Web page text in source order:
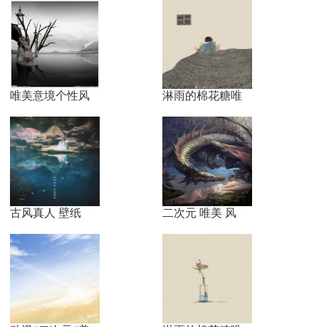
唯美意境个性风 淋雨的棉花糖唯
古风真人 壁纸 二次元 唯美 风